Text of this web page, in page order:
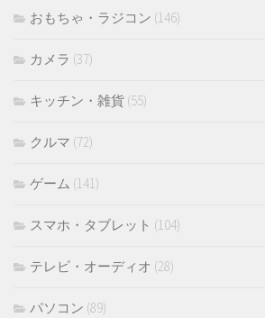
おもちゃ・ラジコン (146)
カメラ (37)
キッチン・雑貨 (55)
クルマ (72)
ゲーム (141)
スマホ・タブレット (104)
テレビ・オーディオ (28)
パソコン (89)